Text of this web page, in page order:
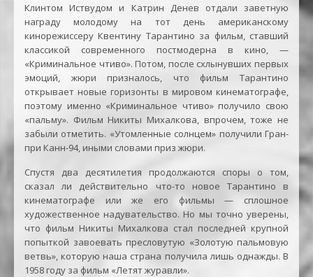
Клинтом Иствудом и Катрин Денев отдали заветную
награду молодому на тот день американскому
кинорежиссеру Квентину Тарантино за фильм, ставший
классикой современного постмодерна в кино, —
«Криминальное чтиво». Потом, после схлынувших первых
эмоций, жюри призналось, что фильм Тарантино
открывает новые горизонты в мировом кинематографе,
поэтому именно «Криминальное чтиво» получило свою
«пальму». Фильм Никиты Михалкова, впрочем, тоже не
забыли отметить. «Утомленные солнцем» получили Гран-
при Канн-94, иными словами приз жюри.
Спустя два десятилетия продолжаются споры о том,
сказал ли действительно что-то новое Тарантино в
кинематографе или же его фильмы — сплошное
художественное надувательство. Но мы точно уверены,
что фильм Никиты Михалкова стал последней крупной
попыткой завоевать пресловутую «Золотую пальмовую
ветвь», которую наша страна получила лишь однажды. В
1958 году за фильм «Летят журавли».